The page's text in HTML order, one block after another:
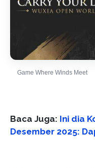
Game Where Winds Meet
Baca Juga: Ini dia
Desember 2025: